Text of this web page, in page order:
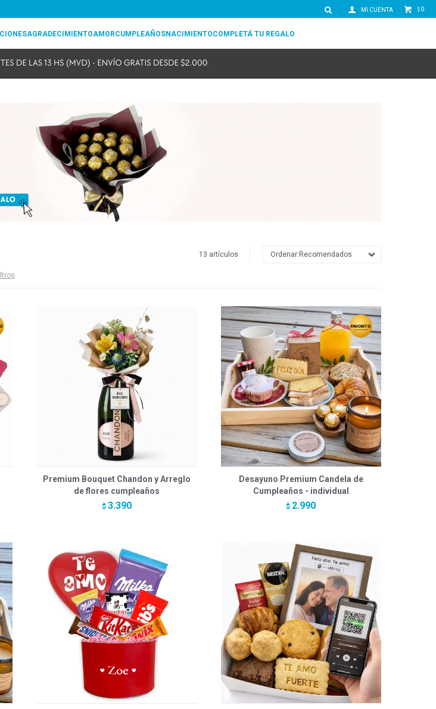
AGRADECIMIENTOAMORCUMPLEAÑOSNACIMIENTOCOMPLETÁ TU REGALO
$ 0
13 artículos Recomendados
Premium Bouquet Chandon y Arreglo
de flores cumpleaños
$ 3.390
Desayuno Premium Candela de
Cumpleaños - individual
$ 2.990